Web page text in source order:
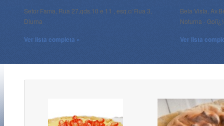
Setor Fama, Rua 27,qds.10 e 11 , esq.c/ Rua 3,
Diurna
Ver lista completa »
Bela Vista,
Noturna -
Ver lista